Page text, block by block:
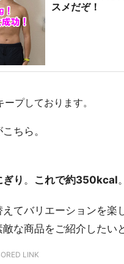
スメだぞ！
プしております。
こちら。
り 。 これで約350kcal。
てバリエーションを
な商品をご紹介したい
LINK